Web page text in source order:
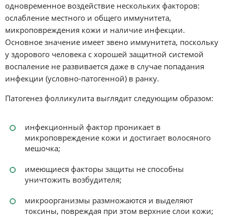
одновременное воздействие нескольких факторов:
ослабление местного и общего иммунитета,
микроповреждения кожи и наличие инфекции.
Основное значение имеет звено иммунитета, поскольку
у здорового человека с хорошей защитной системой
воспаление не развивается даже в случае попадания
инфекции (условно-патогенной) в ранку.
Патогенез фолликулита выглядит следующим образом:
инфекционный фактор проникает в
микроповреждение кожи и достигает волосяного
мешочка;
имеющиеся факторы защиты не способны
уничтожить возбудителя;
микроорганизмы размножаются и выделяют
токсины, повреждая при этом верхние слои кожи;